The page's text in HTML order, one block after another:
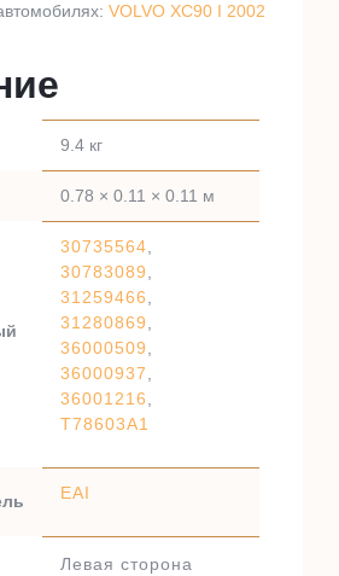
VOLVO XC90 I 2002
9.4 кг
0.78 × 0.11 × 0.11 м
30735564,
30783089,
31259466,
31280869,
36000509,
36000937,
36001216,
T78603A1
EAI
Левая сторона